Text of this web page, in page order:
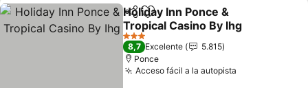
CompartirAgregar a favoritos
Holiday Inn Ponce &
Tropical Casino By Ihg
Ver precios
3 Estrellas
8,7 Excelente
5.815
Ponce
Acceso fácil a la autopista